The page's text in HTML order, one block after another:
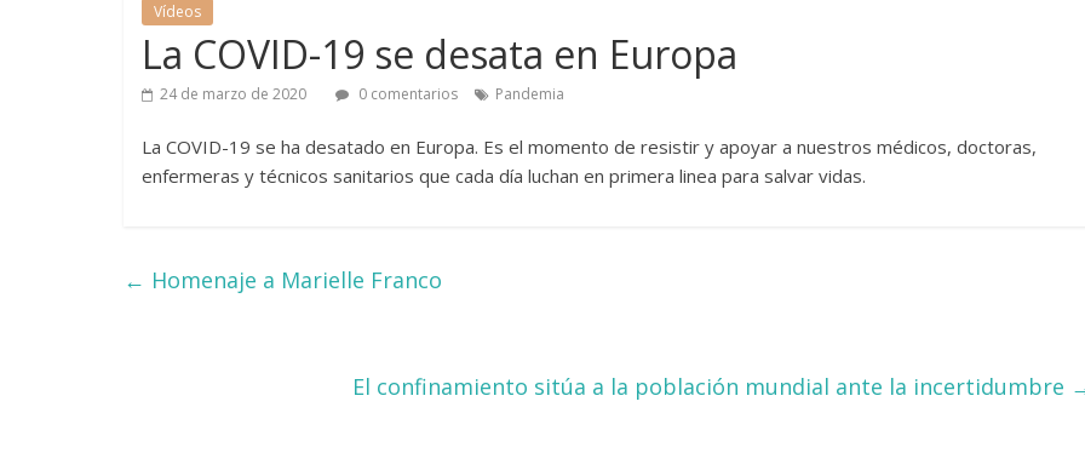
Vídeos
La COVID-19 se desata en Europa
24 de marzo de 2020 0 comentarios Pandemia
La COVID-19 se ha desatado en Europa. Es el momento de resistir y apoyar a nuestros médicos, doctoras,
enfermeras y técnicos sanitarios que cada día luchan en primera linea para salvar vidas.
← Homenaje a Marielle Franco
El confinamiento sitúa a la población mundial ante la incertidumbre